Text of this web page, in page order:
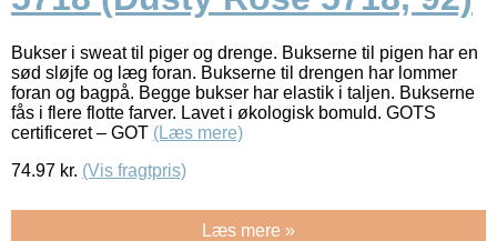
Bukser i sweat til piger og drenge. Bukserne til pigen har en
sød sløjfe og læg foran. Bukserne til drengen har lommer
foran og bagpå. Begge bukser har elastik i taljen. Bukserne
fås i flere flotte farver. Lavet i økologisk bomuld. GOTS
certificeret – GOT (Læs mere)
74.97 kr. (Vis fragtpris)
Læs mere »